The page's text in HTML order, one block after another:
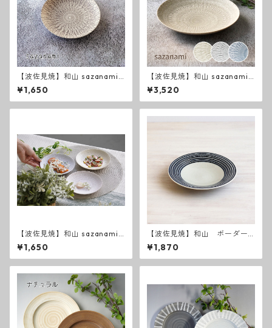
【波佐見焼】和山 sazanami
新色 ５寸皿
¥1,650
【波佐見焼】和山 sazanami
新色 ７寸皿
¥3,520
【波佐見焼】和山 sazanami
５寸皿
¥1,650
【波佐見焼】和山 ボーダー
柄 「藍駒」6寸皿
¥1,870